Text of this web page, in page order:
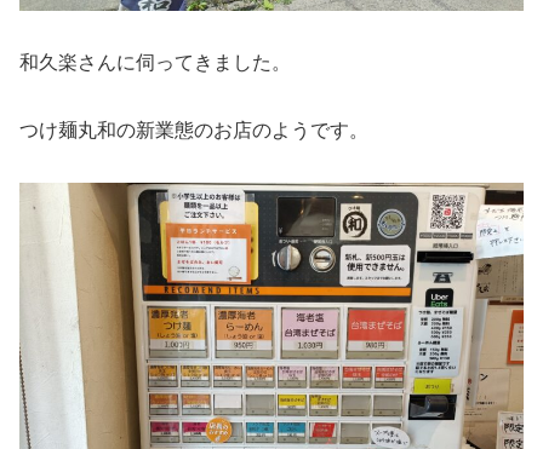
和久楽さんに伺ってきました。
つけ麺丸和の新業態のお店のようです。